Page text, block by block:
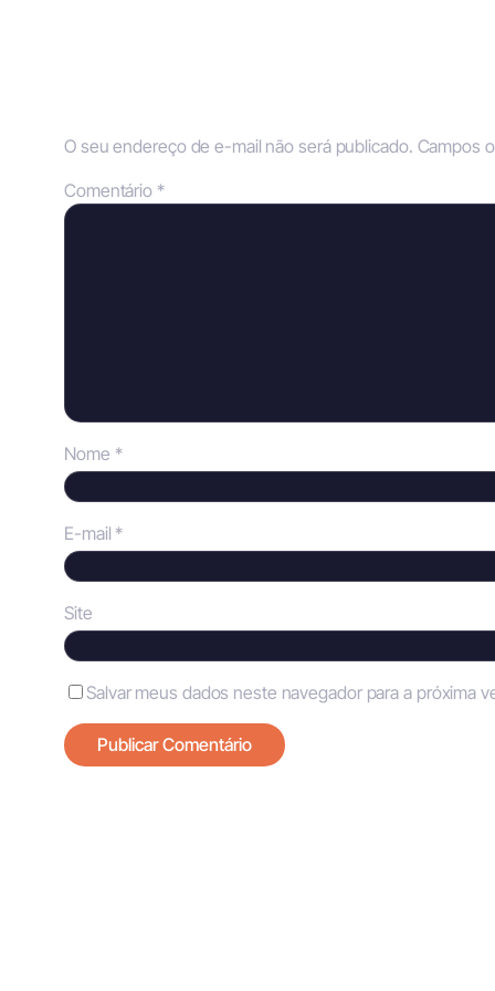
O seu endereço de e-mail não será publicado. Campos
Comentário *
Nome *
E-mail *
Site
Salvar meus dados neste navegador para a próxima